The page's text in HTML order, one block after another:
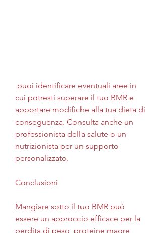
cui potresti superare il tuo BMR e
apportare modifiche alla tua dieta di
conseguenza. Consulta anche un
professionista della salute o un
nutrizionista per un supporto
personalizzato.
Conclusioni
Mangiare sotto il tuo BMR può
essere un approccio efficace per la
perdita di peso, proteine magre,